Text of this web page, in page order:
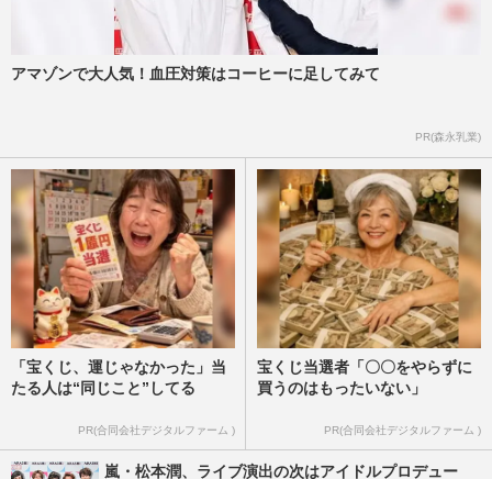
アマゾンで大人気！血圧対策はコーヒーに足してみて
PR(森永乳業)
「宝くじ、運じゃなかった」当
たる人は“同じこと”してる
PR(合同会社デジタルファーム )
宝くじ当選者「〇〇をやらずに
買うのはもったいない」
PR(合同会社デジタルファーム )
嵐・松本潤、ライブ演出の次はアイドルプロデュー